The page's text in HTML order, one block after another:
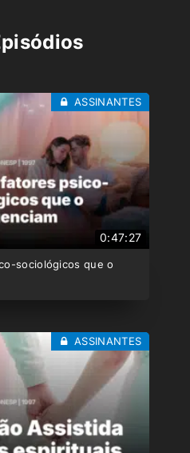
0:47:27
sociológicos que o
ASSINANTES
ASSINANTES